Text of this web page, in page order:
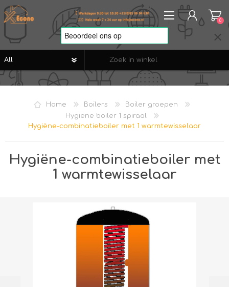
REGISTREREN
VERLANGLIJST
0
Home Boilers
Boiler groepen
Hygiene boiler 1 spiraal
Hygiëne-combinatieboiler met 1 warmtewisselaar
Hygiëne-combinatieboiler met
1 warmtewisselaar